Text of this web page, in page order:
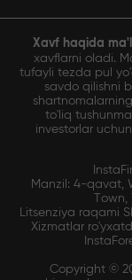
Xavf haqida
xavflarni oladi.
tufayli tezda pul
savdo qilishni
to'liq
investorlar
Manzil: 4-qavat,
Town,
Litsenziya raqami
Xizmatlar
Copyright ©